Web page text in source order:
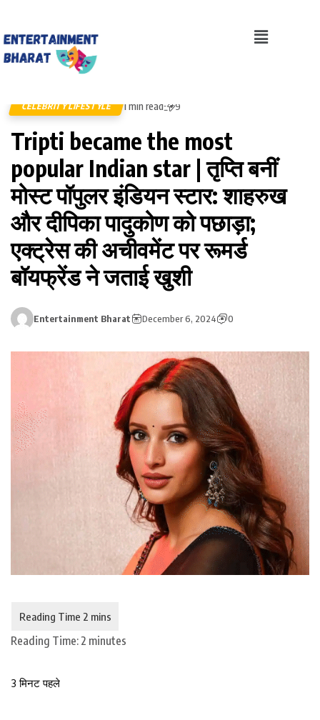
CELEBRITY LIFESTYLE 1 min read 9
Tripti became the most
popular Indian star | तृप्ति बनीं
मोस्ट पॉपुलर इंडियन स्टार: शाहरुख
और दीपिका पादुकोण को पछाड़ा;
एक्ट्रेस की अचीवमेंट पर रूमर्ड
बॉयफ्रेंड ने जताई खुशी
Entertainment Bharat December 6, 2024 0
Reading Time: 2 minutes
3 मिनट पहले